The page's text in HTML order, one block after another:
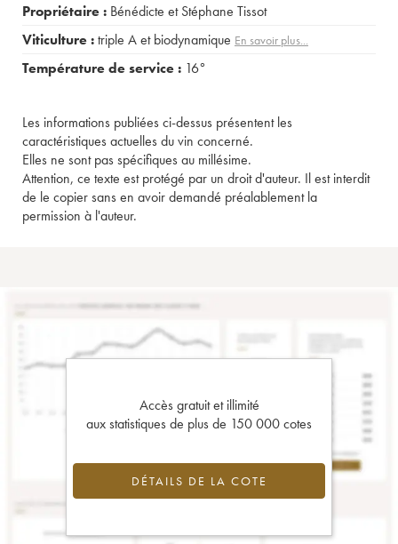
Propriétaire : Bénédicte et Stéphane Tissot
Viticulture :triple A et biodynamique En savoir plus...
Température de service : 16°
Les informations publiées ci-dessus présentent les
caractéristiques actuelles du vin concerné.
Elles ne sont pas spécifiques au millésime.
Attention, ce texte est protégé par un droit d'auteur. Il est interdit
de le copier sans en avoir demandé préalablement la
permission à l'auteur.
Accès gratuit et illimité
aux statistiques de plus de 150 000 cotes
DÉTAILS DE LA COTE